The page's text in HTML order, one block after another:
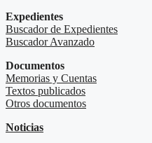
Expedientes
Buscador de Expedientes
Buscador Avanzado
Documentos
Memorias y Cuentas
Textos publicados
Otros documentos
Noticias